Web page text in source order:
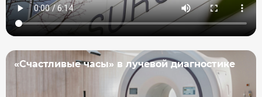
«Счастливые часы» в лучевой диагностике